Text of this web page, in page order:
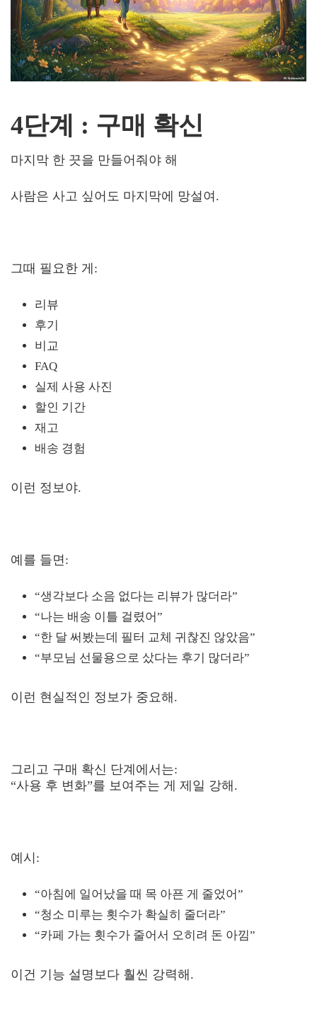
4단계 : 구매 확신
마지막 한 끗을 만들어줘야 해
사람은 사고 싶어도 마지막에 망설여.
그때 필요한 게:
리뷰
후기
비교
FAQ
실제 사용 사진
할인 기간
재고
배송 경험
이런 정보야.
예를 들면:
“생각보다 소음 없다는 리뷰가 많더라”
“나는 배송 이틀 걸렸어”
“한 달 써봤는데 필터 교체 귀찮진 않았음”
“부모님 선물용으로 샀다는 후기 많더라”
이런 현실적인 정보가 중요해.
그리고 구매 확신 단계에서는:
“사용 후 변화”를 보여주는 게 제일 강해.
예시:
“아침에 일어났을 때 목 아픈 게 줄었어”
“청소 미루는 횟수가 확실히 줄더라”
“카페 가는 횟수가 줄어서 오히려 돈 아낌”
이건 기능 설명보다 훨씬 강력해.